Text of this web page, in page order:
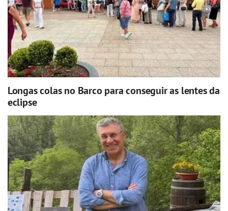
Longas colas no Barco para conseguir as lentes da
eclipse